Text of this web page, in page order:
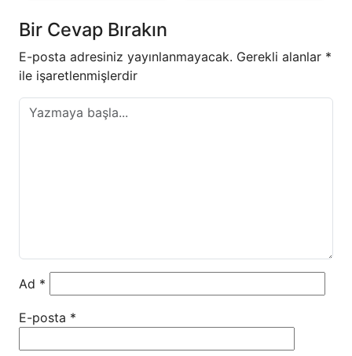
Bir Cevap Bırakın
E-posta adresiniz yayınlanmayacak. Gerekli alanlar *
ile işaretlenmişlerdir
Ad *
E-posta *